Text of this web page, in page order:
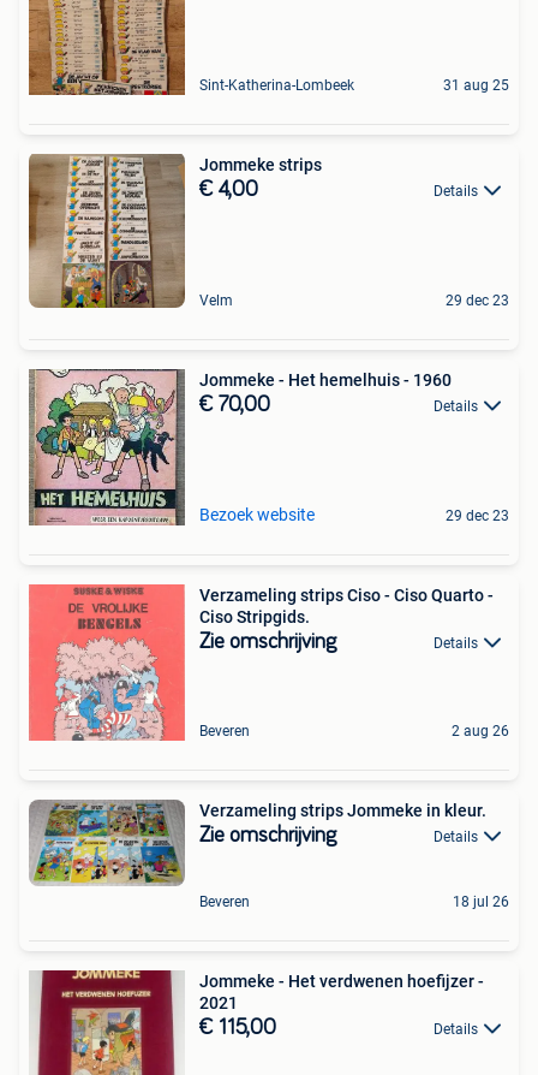
Sint-Katherina-Lombeek 31 aug 25
Jommeke strips
€ 4,00 Details
Velm 29 dec 23
Jommeke - Het hemelhuis - 1960
€ 70,00 Details
Bezoek website 29 dec 23
Verzameling strips Ciso - Ciso Quarto -
Ciso Stripgids.
Zie omschrijving Details
Beveren 2 aug 26
Verzameling strips Jommeke in kleur.
Zie omschrijving Details
Beveren 18 jul 26
Jommeke - Het verdwenen hoefijzer -
2021
€ 115,00 Details